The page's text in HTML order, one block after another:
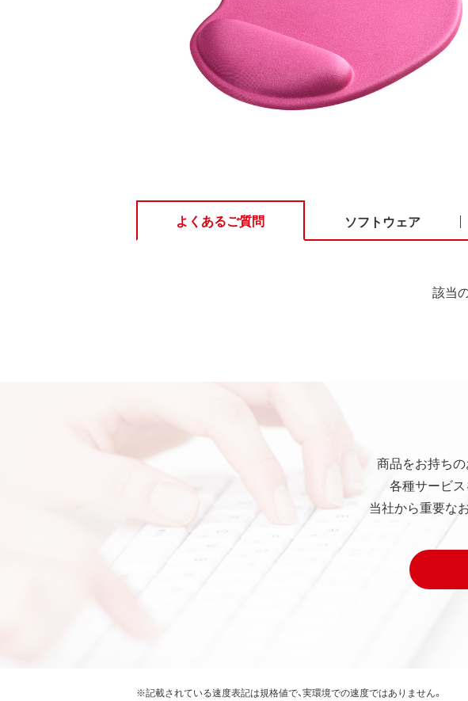
よくあるご質問 ソフトウェア
該当
商品をお持ち
各種サービ
当社から重要な
※記載されている速度表記は規格値で、実環境での速度ではありません。